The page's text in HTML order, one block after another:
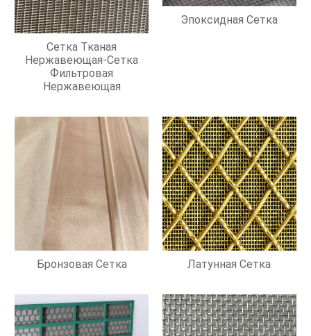
Сетка Тканая
Нержавеющая-Сетка
Фильтровая
Нержавеющая
Эпоксидная Сетка
Бронзовая Сетка Латунная Сетка